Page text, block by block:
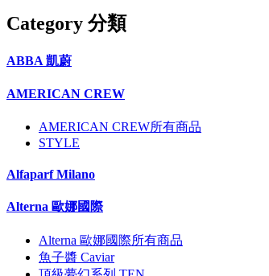
Category 分類
ABBA 凱蔚
AMERICAN CREW
AMERICAN CREW所有商品
STYLE
Alfaparf Milano
Alterna 歐娜國際
Alterna 歐娜國際所有商品
魚子醬 Caviar